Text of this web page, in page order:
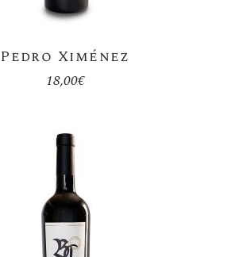
Pedro Ximénez
18,00€